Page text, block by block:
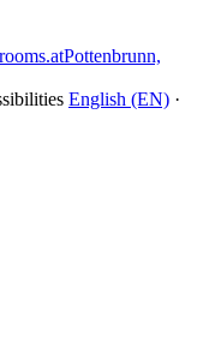
Pottenbrunn,
English (EN) ·